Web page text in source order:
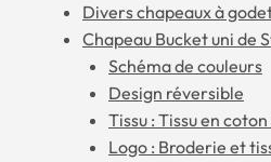
Divers chapeaux à
Chapeau Bucket uni de
Schéma de couleurs
Design réversible
Tissu : Tissu en
Logo : Broderie et